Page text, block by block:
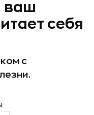
ваш
себя
с